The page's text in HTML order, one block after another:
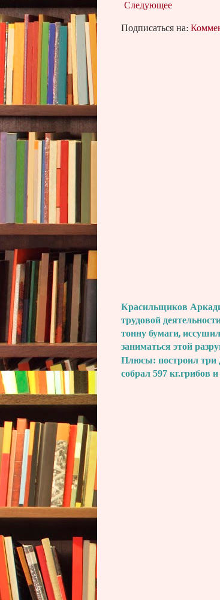
Следующее
Подписаться на:
Красильщиков
трудовой
тонну бумаги,
заниматься этой
Плюсы: построил три
собрал 597 кг.грибов